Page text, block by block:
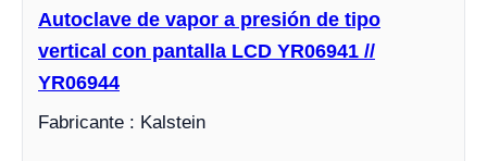
Autoclave de vapor a presión de tipo
vertical con pantalla LCD YR06941 //
YR06944
Fabricante : Kalstein